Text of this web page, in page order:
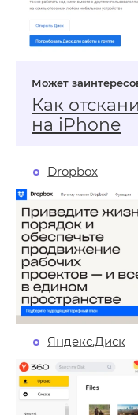
Как
на iPhone
Dropbox
Яндекс.Диск